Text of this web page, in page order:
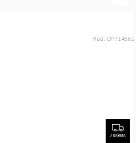
OP714562